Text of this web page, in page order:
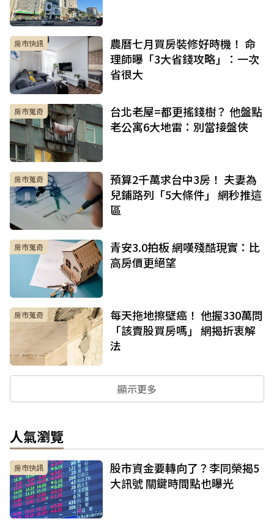
房市快訊
農曆七月買房裝修好時機！ 命
理師曝「3大省錢攻略」：一次
省很大
房市蒐奇
台北老屋=都更搖錢樹？ 他盤點
老公寓6大地雷：別當接盤俠
房市蒐奇
預算2千萬求台中3房！ 夫妻為
兒鋪路列「5大條件」 網秒推這
區
房市蒐奇
青安3.0拍板 網嘆殘酷現實：比
高房價更絕望
房市蒐奇
每天拖地擦壁癌！ 他握330萬問
「該賣股買房嗎」 網揭折衷解
法
顯示更多
人氣瀏覽
房市快訊
股市資金要轉向了？李同榮揭5
大訊號 關鍵時間點也曝光